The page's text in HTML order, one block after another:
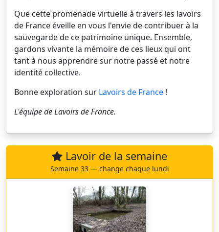
Que cette promenade virtuelle à travers les lavoirs
de France éveille en vous l'envie de contribuer à la
sauvegarde de ce patrimoine unique. Ensemble,
gardons vivante la mémoire de ces lieux qui ont
tant à nous apprendre sur notre passé et notre
identité collective.
Bonne exploration sur Lavoirs de France !
L'équipe deLavoirs de France.
Lavoir de la semaine
Semaine 33 — change chaque lundi